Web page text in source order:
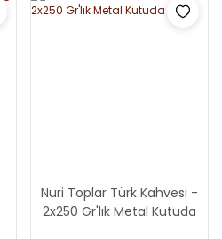
Nuri Toplar Türk Kahvesi -
2x250 Gr'lık Metal Kutuda